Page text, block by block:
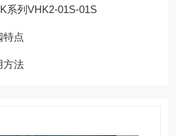
系列VHK2-01S-01S
特点
方法